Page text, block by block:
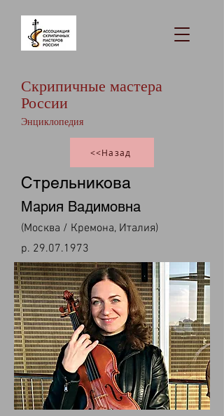
Скрипичные мастера
России
Энциклопедия
<<Назад
Стрельникова
Мария Вадимовна
(Москва / Кремона, Италия)
р. 29.07.1973